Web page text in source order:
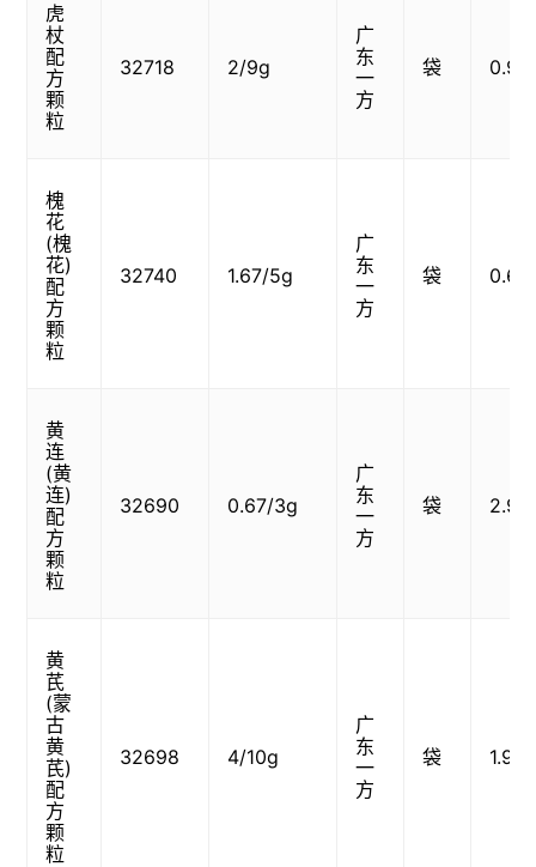
虎
杖
配
方
颗
粒
32718 2/9g
广
东
一
方
袋 0.90
槐
花
(槐
花)
配
方
颗
粒
32740 1.67/5g
广
东
一
方
袋 0.60
黄
连
(黄
连)
配
方
颗
粒
32690 0.67/3g
广
东
一
方
袋 2.96
黄
芪
(蒙
古
黄
芪)
配
方
颗
粒
32698 4/10g
广
东
一
方
袋 1.97